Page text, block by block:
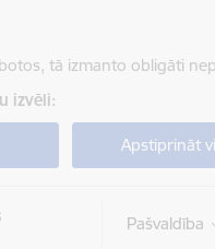
tā izmanto obligāti
izvēli:
Apstiprināt
Pašvaldība